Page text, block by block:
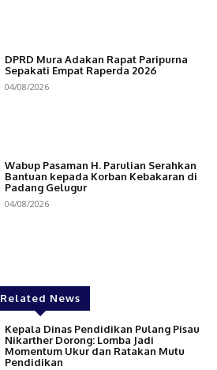
DPRD Mura Adakan Rapat Paripurna
Sepakati Empat Raperda 2026
04/08/2026
Wabup Pasaman H. Parulian Serahkan
Bantuan kepada Korban Kebakaran di
Padang Gelugur
04/08/2026
Related News
Kepala Dinas Pendidikan Pulang Pisau
Nikarther Dorong: Lomba Jadi
Momentum Ukur dan Ratakan Mutu
Pendidikan